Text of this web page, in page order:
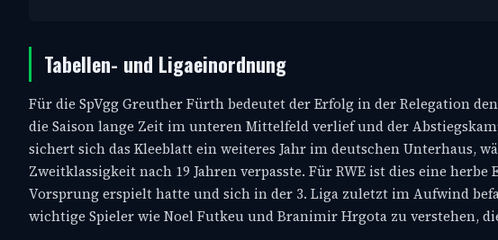
Tabellen- und Ligaeinordnung
Für die SpVgg Greuther Fürth bedeutet der Erfolg in der Relegation
die Saison lange Zeit im unteren Mittelfeld verlief und der
sichert sich das Kleeblatt ein weiteres Jahr im deutschen Unterhaus,
Zweitklassigkeit nach 19 Jahren verpasste. Für RWE ist dies eine
Vorsprung erspielt hatte und sich in der 3. Liga zuletzt im Aufwind
wichtige Spieler wie Noel Futkeu und Branimir Hrgota zu verstehen,